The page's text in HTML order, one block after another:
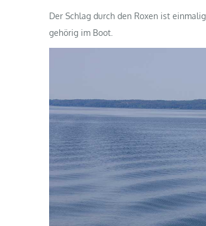
Der Schlag durch den Roxen ist
gehörig im Boot.